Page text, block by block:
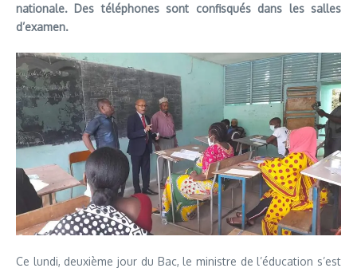
nationale. Des téléphones sont confisqués dans les salles
d’examen.
Ce lundi, deuxième jour du Bac, le ministre de l’éducation s’est